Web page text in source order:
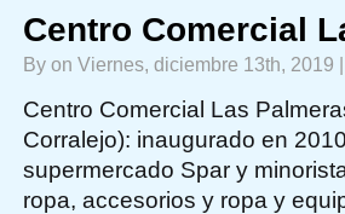
Centro Comercial
By on Viernes, diciembre 13th, 2019 |
Centro Comercial Las
Corralejo): inaugurado en
supermercado Spar y
ropa, accesorios y ropa y